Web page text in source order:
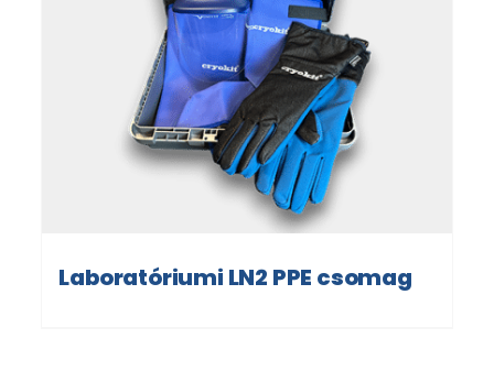
Laboratóriumi LN2 PPE csomag